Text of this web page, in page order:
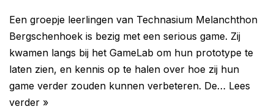
Een groepje leerlingen van Technasium Melanchthon
Bergschenhoek is bezig met een serious game. Zij
kwamen langs bij het GameLab om hun prototype te
laten zien, en kennis op te halen over hoe zij hun
game verder zouden kunnen verbeteren. De… Lees
verder »